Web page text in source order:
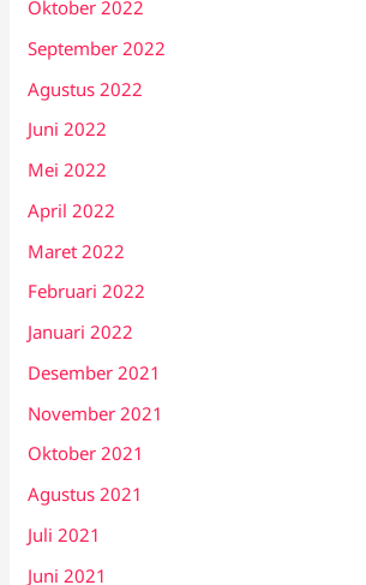
Oktober 2022
September 2022
Agustus 2022
Juni 2022
Mei 2022
April 2022
Maret 2022
Februari 2022
Januari 2022
Desember 2021
November 2021
Oktober 2021
Agustus 2021
Juli 2021
Juni 2021